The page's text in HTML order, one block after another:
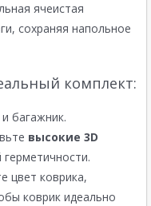
ячеистая
сохраняя напольное
комплект:
багажник.
высокие 3D
цвет коврика,
коврик идеально